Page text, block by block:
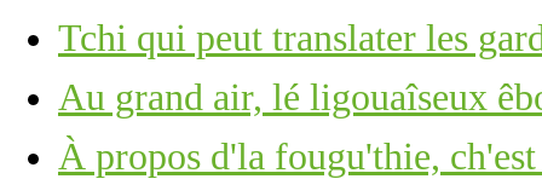
Tchi qui peut translater les
Au grand air, lé ligouaîseux
À propos d'la fougu'thie,